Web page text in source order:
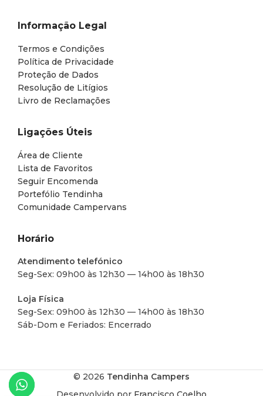
Informação Legal
Termos e Condições
Política de Privacidade
Proteção de Dados
Resolução de Litígios
Livro de Reclamações
Ligações Úteis
Área de Cliente
Lista de Favoritos
Seguir Encomenda
Portefólio Tendinha
Comunidade Campervans
Horário
Atendimento telefónico
Seg-Sex: 09h00 às 12h30 — 14h00 às 18h30
Loja Física
Seg-Sex: 09h00 às 12h30 — 14h00 às 18h30
Sáb-Dom e Feriados: Encerrado
© 2026 Tendinha Campers